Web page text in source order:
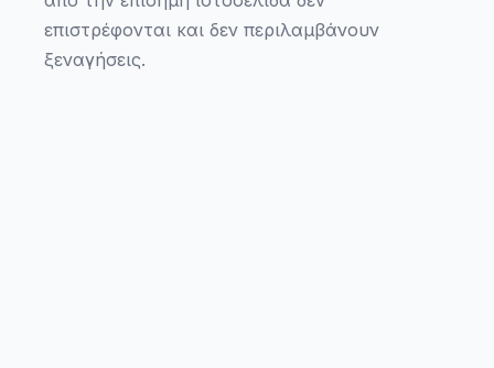
επιστρέφονται και δεν περιλαμβάνουν
ξεναγήσεις.